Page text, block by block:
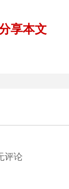
享本文
评论